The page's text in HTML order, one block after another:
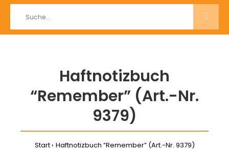
Haftnotizbuch
“Remember” (Art.-Nr.
9379)
Start Haftnotizbuch “Remember” (Art.-Nr. 9379)